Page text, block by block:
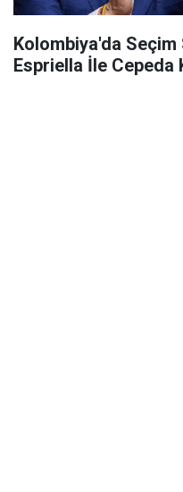
Kolombiya'da Seçim
Espriella İle Cepeda